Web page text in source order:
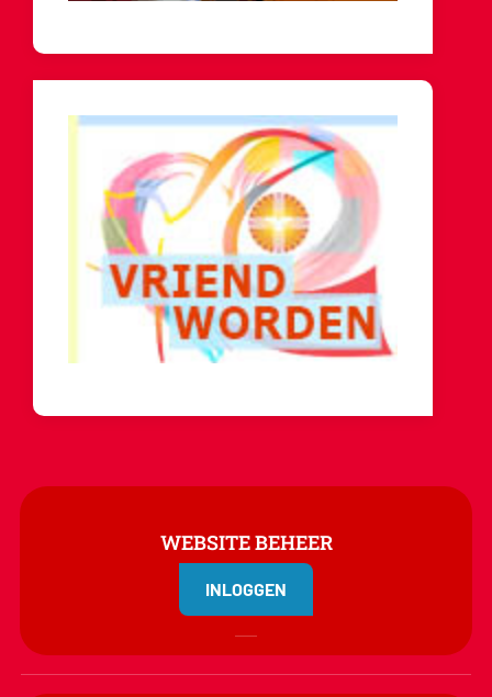
WEBSITE BEHEER
INLOGGEN